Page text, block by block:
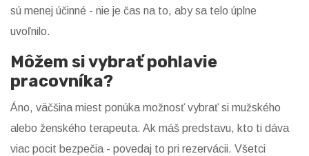
sú menej účinné - nie je čas na to, aby sa telo úplne
uvoľnilo.
Môžem si vybrať pohlavie
pracovníka?
Áno, väčšina miest ponúka možnosť vybrať si mužského
alebo ženského terapeuta. Ak máš predstavu, kto ti dáva
viac pocit bezpečia - povedaj to pri rezervácii. Všetci